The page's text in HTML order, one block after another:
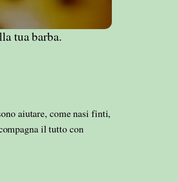
tua barba.
aiutare, come nasi finti,
il tutto con